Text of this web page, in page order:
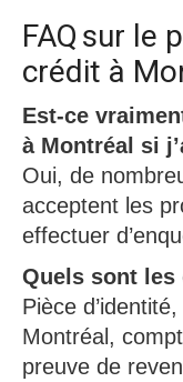
FAQ sur le
crédit à
Est-ce
à Montréal si
Oui, de
acceptent les
effectuer
Quels sont les
Pièce
Montréal,
preuve de